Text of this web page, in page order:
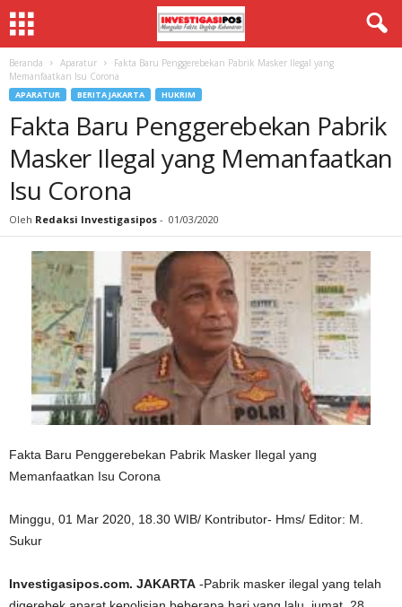
Beranda Aparatur
Fakta Baru Penggerebekan Pabrik Masker Ilegal yang
Memanfaatkan Isu Corona
APARATUR BERITA JAKARTA HUKRIM
Fakta Baru Penggerebekan Pabrik
Masker Ilegal yang Memanfaatkan
Isu Corona
Oleh Redaksi Investigasipos - 01/03/2020
Fakta Baru Penggerebekan Pabrik Masker Ilegal yang
Memanfaatkan Isu Corona
Minggu, 01 Mar 2020, 18.30 WIB/ Kontributor- Hms/ Editor: M.
Sukur
Investigasipos.com. JAKARTA -Pabrik masker ilegal yang telah